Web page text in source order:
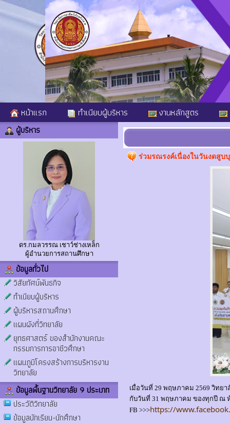
หน้าแรก ทำเนียบผู้บริหาร งานหลักสูตร
ผู้บริหาร
ดร.กมลวรรณ เชาว์ช่างเหล็ก
ผู้อำนวยการสถานศึกษา
ข้อมูลทั่วไป
วิสัยทัศน์พันธกิจ
ทำเนียบผู้บริหาร
ผู้บริหารสถานศึกษา
แผนผังที่วิทยาลัย
ยุทธศาสตร์ ของสำนักงานคณะ
กรรมการการอาชีวศึกษา
แผนภูมิโครงสร้างการบริหารงาน
วิทยาลัย
ข้อมูลพื้นฐานวิทยาลัย 9 ประเภท
ประวัติวิทยาลัย
ข้อมูลนักเรียน-นักศึกษา
ร่วมรณรงค์เนื่องในวันงดสูบ
เมื่อวันที่ 29 พฤษภาคม 2569 วิทยา
กับวันที่ 31 พฤษภาคม ของทุกปี ณ
FB >>>https://